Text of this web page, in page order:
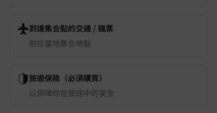
到達集合點的交通 ​/ 機票
前往當地集合地點
旅遊保險（必須購買）
以保障你在旅途中的安全